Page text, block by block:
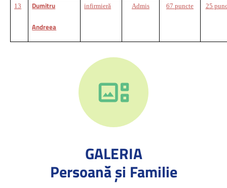
13 Dumitru
Andreea
infirmieră Admis 67 puncte 25
GALERIA
Persoană și Familie